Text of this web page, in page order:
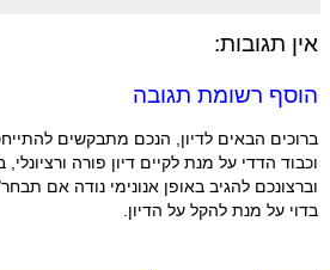
אין תגובות:
הוסף רשומת תגובה
ברוכים הבאים לדיון, הנכם מתבקשים
וכבוד הדדי על מנת לקיים דיון פורה ורציונלי,
וברצונכם להגיב באופן אנונימי נודה אם
בדוי על מנת להקל על הדיון.